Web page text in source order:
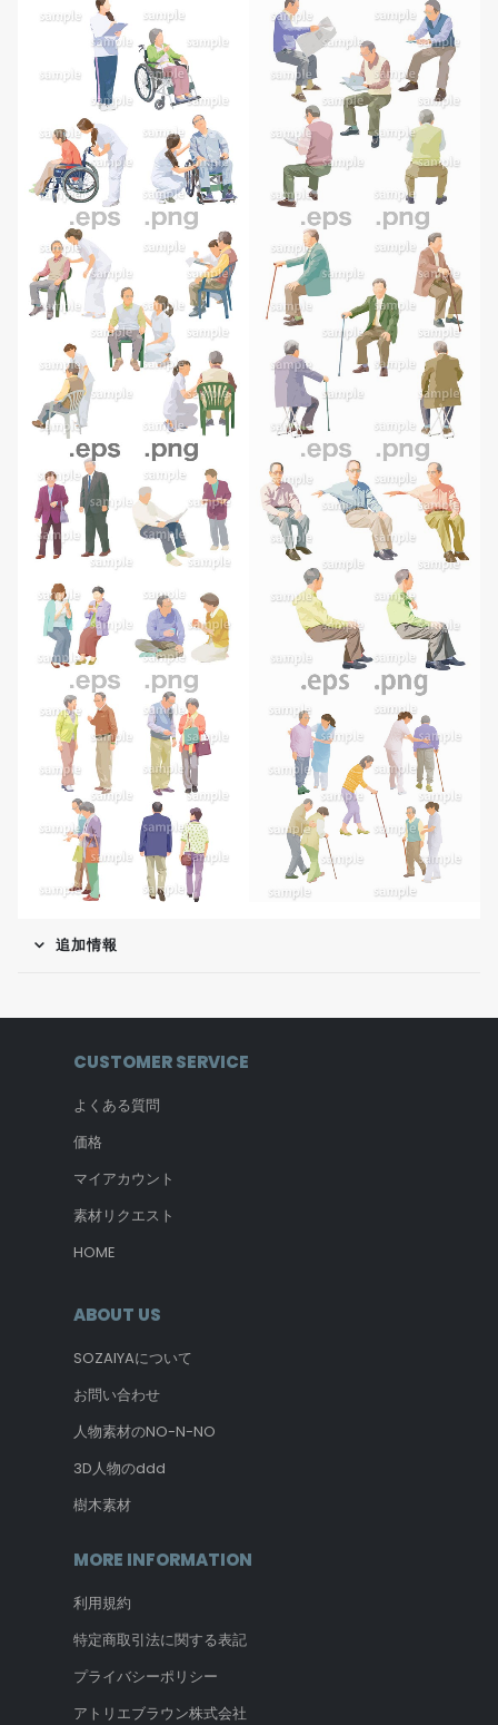
追加情報
CUSTOMER SERVICE
よくある質問
価格
マイアカウント
素材リクエスト
HOME
ABOUT US
SOZAIYAについて
お問い合わせ
人物素材のNO-N-NO
3D人物のddd
樹木素材
MORE INFORMATION
利用規約
特定商取引法に関する表記
プライバシーポリシー
アトリエブラウン株式会社